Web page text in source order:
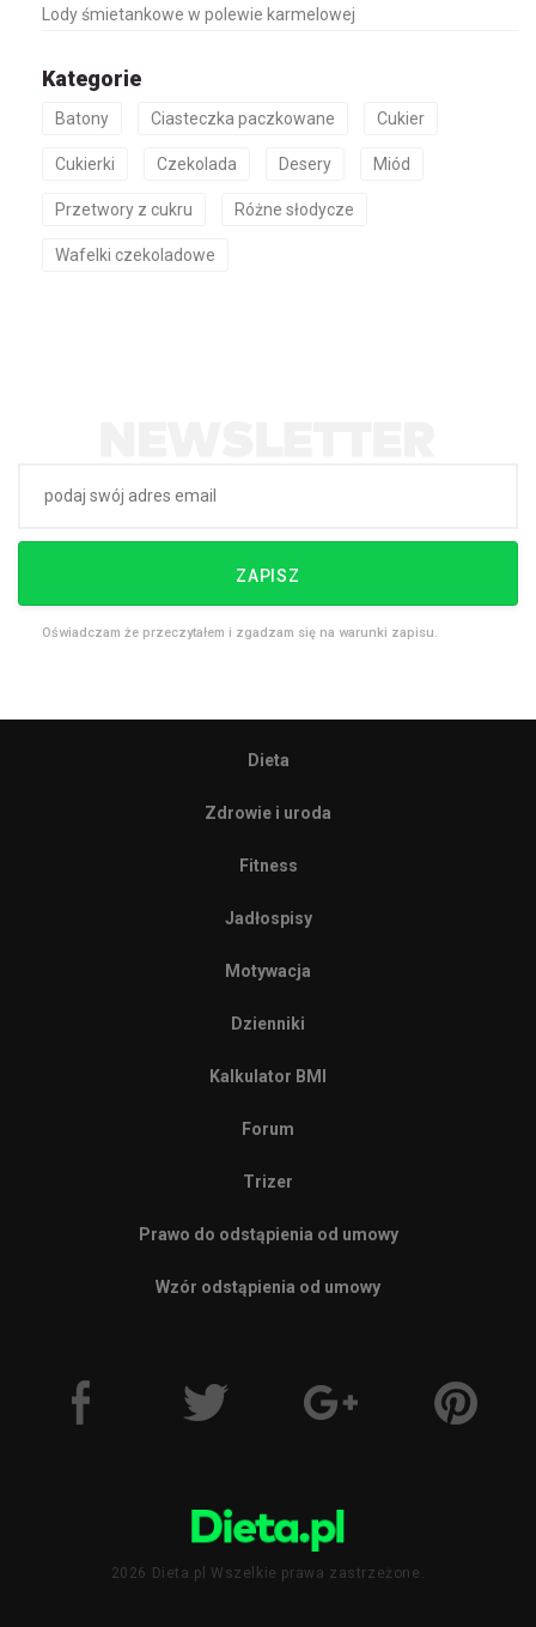
Lody śmietankowe w polewie karmelowej
Kategorie
Batony Ciasteczka paczkowane Cukier
Cukierki Czekolada Desery Miód
Przetwory z cukru Różne słodycze
Wafelki czekoladowe
ZAPISZ
Oświadczam że przeczytałem i zgadzam się na warunki zapisu.
Dieta
Zdrowie i uroda
Fitness
Jadłospisy
Motywacja
Dzienniki
Kalkulator BMI
Forum
Trizer
Prawo do odstąpienia od umowy
Wzór odstąpienia od umowy
2026 Dieta.pl Wszelkie prawa zastrzeżone.